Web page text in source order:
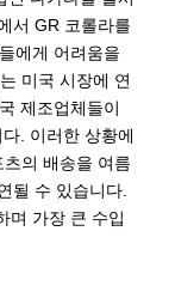
서 GR 코롤라를
에게 어려움을
미국 시장에 연
제조업체들이
. 이러한 상황에
의 배송을 여름
될 수 있습니다.
며 가장 큰 수입